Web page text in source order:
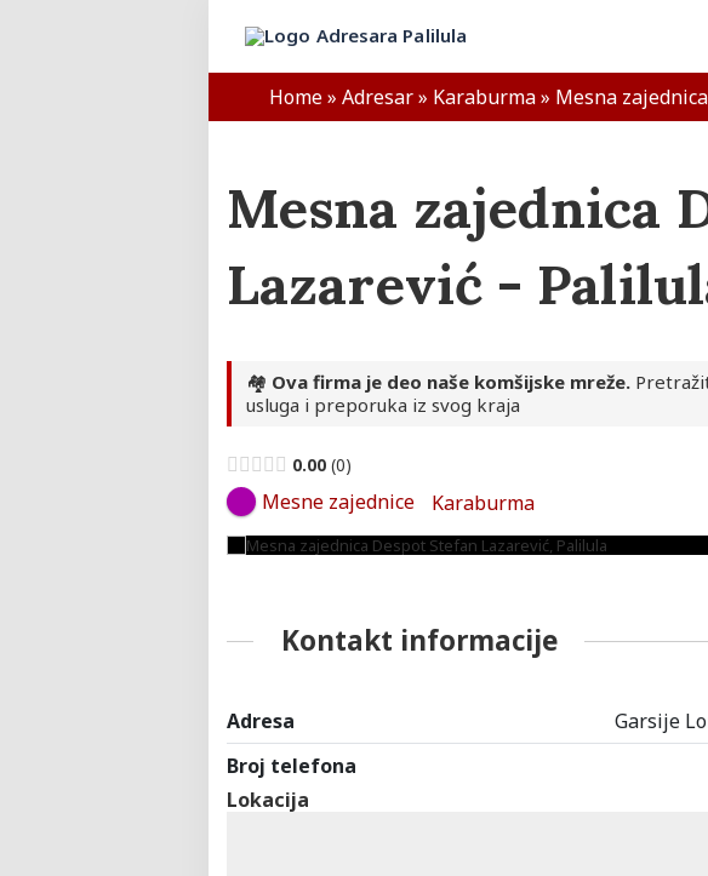
Home» Adresar» Karaburma» Mesna
Mesna zajednica
Lazarević -
🏘️ Ova firma je deo naše komšijske mreže.
usluga i preporuka iz svog kraja
0.00 0
Mesne zajednice Karaburma
Kontakt informacije
Adresa
Garsije
Broj telefona
Lokacija